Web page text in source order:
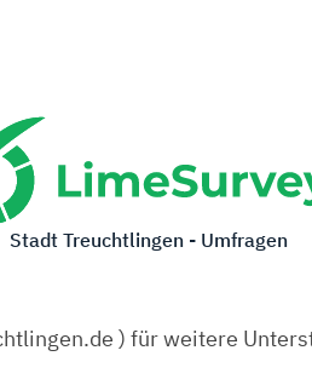
Stadt Treuchtlingen - Umfragen
) für weitere